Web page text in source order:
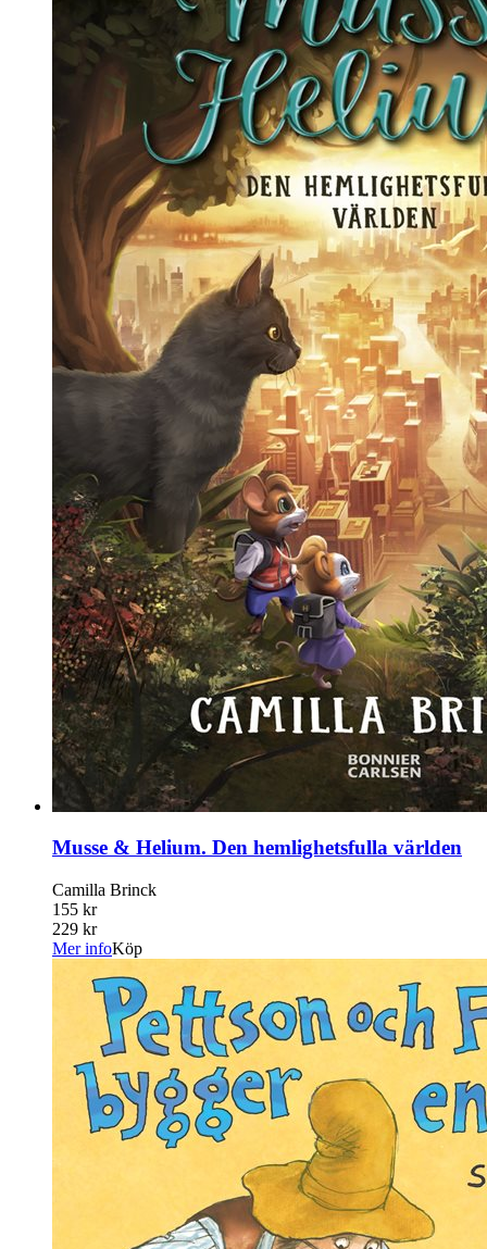
Musse & Helium. Den hemlighetsfulla världen
Camilla Brinck
155 kr
229 kr
Mer infoKöp